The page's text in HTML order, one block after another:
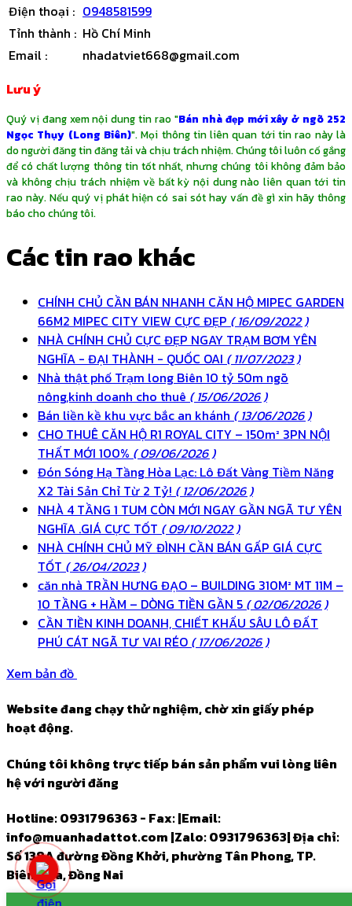
Điện thoại : 0948581599
Tỉnh thành : Hồ Chí Minh
Email :
nhadatviet668@gmail.com
Lưu ý
Quý vị đang xem nội dung tin rao "Bán nhà đẹp mới xây ở ngõ 252
Ngọc Thụy (Long Biên)". Mọi thông tin liên quan tới tin rao này là
do người đăng tin đăng tải và chịu trách nhiệm. Chúng tôi luôn cố gắng
để có chất lượng thông tin tốt nhất, nhưng chúng tôi không đảm bảo
và không chịu trách nhiệm về bất kỳ nội dung nào liên quan tới tin
rao này. Nếu quý vị phát hiện có sai sót hay vấn đề gì xin hãy thông
báo cho chúng tôi.
Các tin rao khác
CHÍNH CHỦ CẦN BÁN NHANH CĂN HỘ MIPEC GARDEN
66M2 MIPEC CITY VIEW CỰC ĐẸP ( 16/09/2022 )
NHÀ CHÍNH CHỦ CỰC ĐẸP NGAY TRẠM BƠM YÊN
NGHĨA - ĐẠI THÀNH - QUỐC OAI ( 11/07/2023 )
Nhà thật phố Trạm long Biên 10 tỷ 50m ngõ
nông,kinh doanh cho thuê ( 15/06/2026 )
Bán liền kề khu vực bắc an khánh ( 13/06/2026 )
CHO THUÊ CĂN HỘ R1 ROYAL CITY – 150m² 3PN NỘI
THẤT MỚI 100% ( 09/06/2026 )
Đón Sóng Hạ Tầng Hòa Lạc: Lô Đất Vàng Tiềm Năng
X2 Tài Sản Chỉ Từ 2 Tỷ! ( 12/06/2026 )
NHÀ 4 TẦNG 1 TUM CÒN MỚI NGAY GẦN NGÃ TƯ YÊN
NGHĨA .GIÁ CỰC TỐT ( 09/10/2022 )
NHÀ CHÍNH CHỦ MỸ ĐÌNH CẦN BÁN GẤP GIÁ CỰC
TỐT ( 26/04/2023 )
căn nhà TRẦN HƯNG ĐẠO – BUILDING 310M² MT 11M –
10 TẦNG + HẦM – DÒNG TIỀN GẦN 5 ( 02/06/2026 )
CẦN TIỀN KINH DOANH, CHIẾT KHẤU SÂU LÔ ĐẤT
PHÚ CÁT NGÃ TƯ VAI RÉO ( 17/06/2026 )
Xem bản đồ
Website đang chạy thử nghiệm, chờ xin giấy phép
hoạt động.
Chúng tôi không trực tiếp bán sản phẩm vui lòng liên
hệ với người đăng
Hotline: 0931796363 - Fax:|Email:
info@muanhadattot.com |Zalo: 0931796363|Địa chỉ:
Số 138A đường Đồng Khởi, phường Tân Phong, TP.
Biên Hòa, Đồng Nai